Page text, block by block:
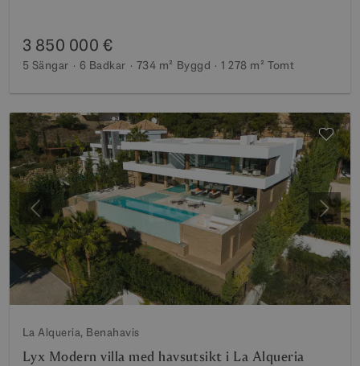
3 850 000 €
5 Sängar 6 Badkar 734 m² Byggd 1 278 m² Tomt
Föregående Nästa
La Alqueria, Benahavis
Lyx Modern villa med havsutsikt i La Alqueria